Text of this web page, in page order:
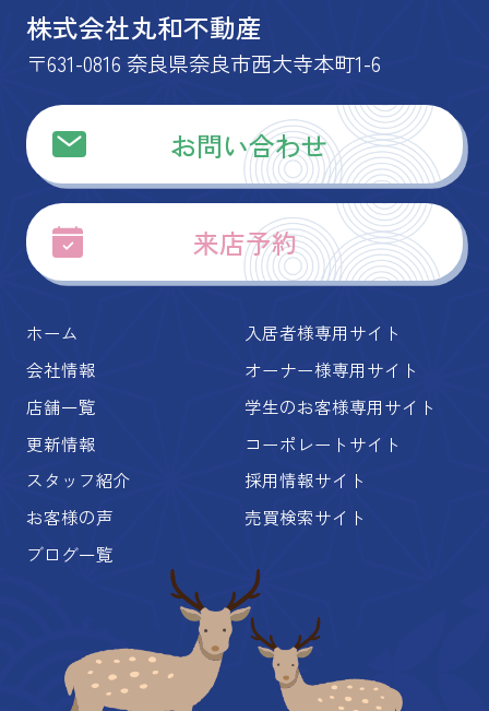
株式会社丸和不動産
〒631-0816 奈良県奈良市西大寺本町1-6
お問い合わせ
来店予約
ホーム
会社情報
店舗一覧
更新情報
スタッフ紹介
お客様の声
ブログ一覧
入居者様専用サイト
オーナー様専用サイト
学生のお客様専用サイト
コーポレートサイト
採用情報サイト
売買検索サイト